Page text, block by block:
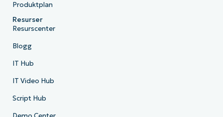
Produktplan
Resurser
Resurscenter
Blogg
IT Hub
IT Video Hub
Script Hub